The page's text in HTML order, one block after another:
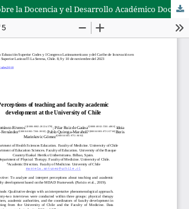
Percepciones sobre la Docencia y el Desarrollo Académico Docente en la Universidad de Chile